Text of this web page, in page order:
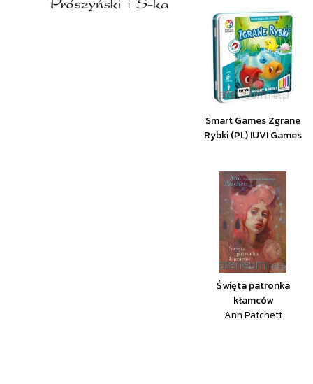
Smart Games Zgrane
Rybki (PL) IUVI Games
Święta patronka
kłamców
Ann Patchett